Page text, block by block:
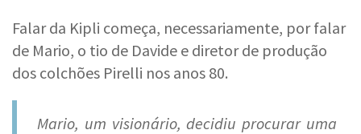
Falar da Kipli começa, necessariamente, por falar
de Mario, o tio de Davide e diretor de produção
dos colchões Pirelli nos anos 80.
Mario, um visionário, decidiu procurar uma